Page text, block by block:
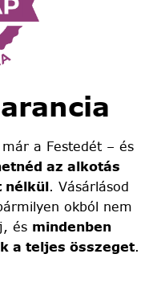
a Festedét – és
az alkotás
nélkül. Vásárlásod
okból nem
és mindenben
a teljes összeget.